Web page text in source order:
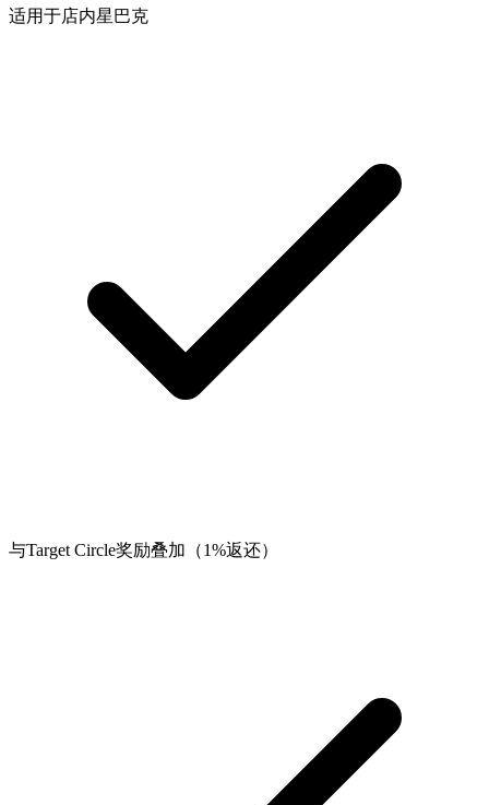
适用于店内星巴克
与Target Circle奖励叠加（1%返还）